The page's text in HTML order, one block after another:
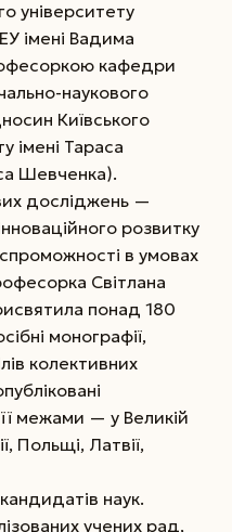
університету
імені Вадима
кафедри
наукового
Київського
імені Тараса
Шевченка).
досліджень —
розвитку
в умовах
Світлана
понад 180
монографії,
колективних
межами — у Великій
Польщі, Латвії,
наук.
учених рад,